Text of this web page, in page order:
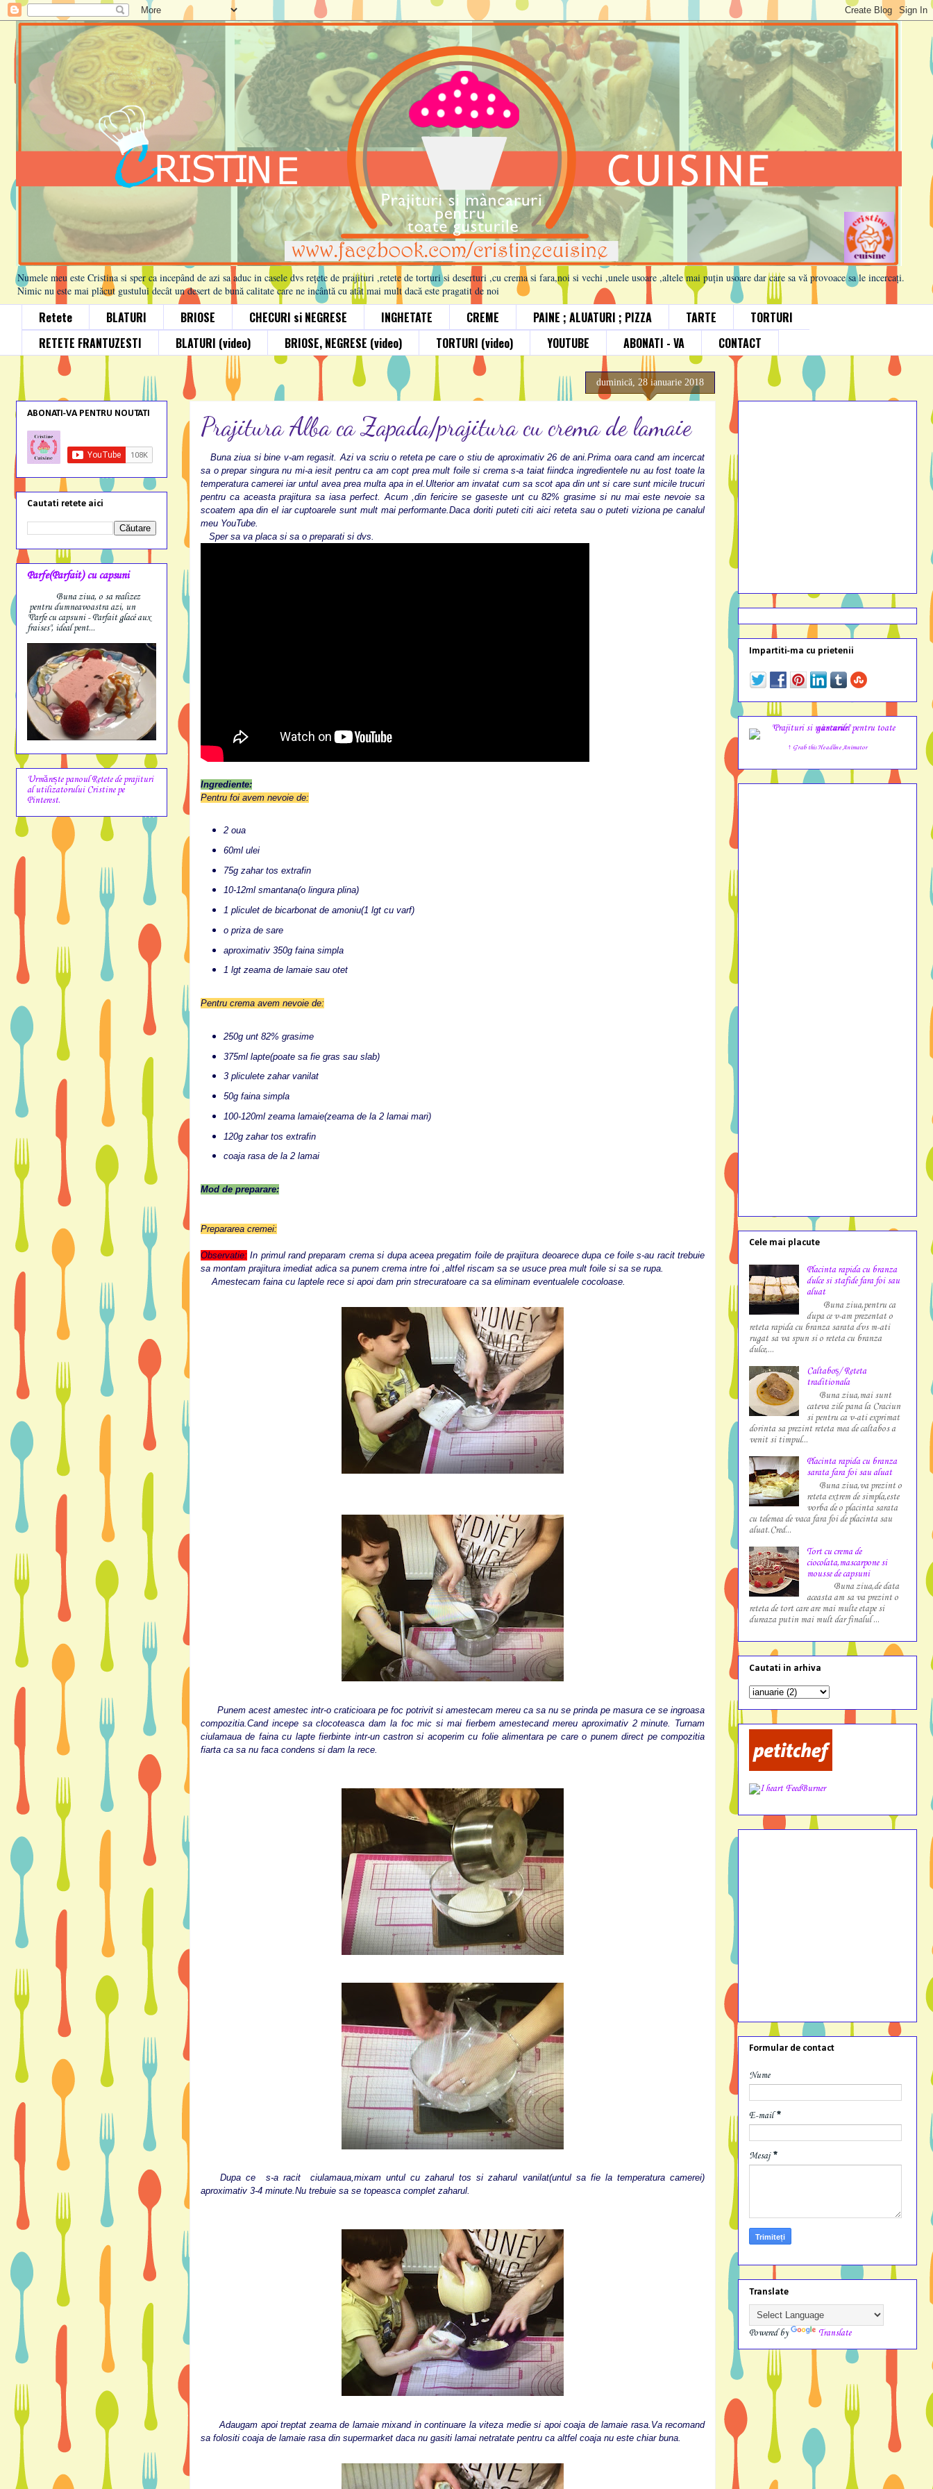
Numele meu este Cristina si sper ca incepând de azi sa aduc in casele dvs rețete de prajituri ,retete de torturi si deserturi ,cu crema si fara,noi si vechi ,unele usoare ,altele mai puțin usoare dar care sa vă provoace sa le incercați.
Nimic nu este mai plăcut gustului decât un desert de bună calitate care ne incântă cu atât mai mult dacă este pragatit de noi
Retete BLATURI BRIOSE CHECURI si NEGRESE INGHETATE CREME PAINE ; ALUATURI ; PIZZA TARTE
TORTURI
RETETE FRANTUZESTI
BLATURI (video) BRIOSE, NEGRESE (video) TORTURI (video) YOUTUBE ABONATI - VA CONTACT
duminică, 28 ianuarie 2018
Prajitura Alba ca Zapada/prajitura cu crema de lamaie
Buna ziua si bine v-am regasit. Azi va scriu o reteta pe care o stiu de aproximativ 26 de ani.Prima oara cand am incercat
sa o prepar singura nu mi-a iesit pentru ca am copt prea mult foile si crema s-a taiat fiindca ingredientele nu au fost toate la
temperatura camerei iar untul avea prea multa apa in el.Ulterior am invatat cum sa scot apa din unt si care sunt micile trucuri
pentru ca aceasta prajitura sa iasa perfect. Acum ,din fericire se gaseste unt cu 82% grasime si nu mai este nevoie sa
scoatem apa din el iar cuptoarele sunt mult mai performante.Daca doriti puteti citi aici reteta sau o puteti viziona pe canalul
meu YouTube.
Sper sa va placa si sa o preparati si dvs.
Ingrediente:
Pentru foi avem nevoie de:
2 oua
60ml ulei
75g zahar tos extrafin
10-12ml smantana(o lingura plina)
1 pliculet de bicarbonat de amoniu(1 lgt cu varf)
o priza de sare
aproximativ 350g faina simpla
1 lgt zeama de lamaie sau otet
Pentru crema avem nevoie de:
250g unt 82% grasime
375ml lapte(poate sa fie gras sau slab)
3 pliculete zahar vanilat
50g faina simpla
100-120ml zeama lamaie(zeama de la 2 lamai mari)
120g zahar tos extrafin
coaja rasa de la 2 lamai
Mod de preparare:
Prepararea cremei:
Observatie: In primul rand preparam crema si dupa aceea pregatim foile de prajitura deoarece dupa ce foile s-au racit trebuie
sa montam prajitura imediat adica sa punem crema intre foi ,altfel riscam sa se usuce prea mult foile si sa se rupa.
Amestecam faina cu laptele rece si apoi dam prin strecuratoare ca sa eliminam eventualele cocoloase.
Punem acest amestec intr-o craticioara pe foc potrivit si amestecam mereu ca sa nu se prinda pe masura ce se ingroasa
compozitia.Cand incepe sa clocoteasca dam la foc mic si mai fierbem amestecand mereu aproximativ 2 minute. Turnam
ciulamaua de faina cu lapte fierbinte intr-un castron si acoperim cu folie alimentara pe care o punem direct pe compozitia
fiarta ca sa nu faca condens si dam la rece.
Dupa ce s-a racit ciulamaua,mixam untul cu zaharul tos si zaharul vanilat(untul sa fie la temperatura camerei)
aproximativ 3-4 minute.Nu trebuie sa se topeasca complet zaharul.
Adaugam apoi treptat zeama de lamaie mixand in continuare la viteza medie si apoi coaja de lamaie rasa.Va recomand
sa folositi coaja de lamaie rasa din supermarket daca nu gasiti lamai netratate pentru ca altfel coaja nu este chiar buna.
ABONATI-VA PENTRU NOUTATI
Cautati retete aici
Parfe(Parfait) cu capsuni
Buna ziua, o sa realizez
pentru dumneavoastra azi, un
"Parfe cu capsuni - Parfait glacé aux
fraises", ideal pent...
Urmărește panoul Retete de prajituri
al utilizatorului Cristine pe
Pinterest.
Impartiti-ma cu prietenii
↑ Grab this Headline Animator
Cele mai placute
Placinta rapida cu branza
dulce si stafide fara foi sau
aluat
Buna ziua,pentru ca
dupa ce v-am prezentat o
reteta rapida cu branza sarata dvs m-ati
rugat sa va spun si o reteta cu branza
dulce,...
Caltaboș/ Reteta
traditionala
Buna ziua,mai sunt
cateva zile pana la Craciun
si pentru ca v-ati exprimat
dorinta sa prezint reteta mea de caltabos a
venit si timpul...
Placinta rapida cu branza
sarata fara foi sau aluat
Buna ziua,va prezint o
reteta extrem de simpla,este
vorba de o placinta sarata
cu telemea de vaca fara foi de placinta sau
aluat.Cred...
Tort cu crema de
ciocolata,mascarpone si
mousse de capsuni
Buna ziua,de data
aceasta am sa va prezint o
reteta de tort care are mai multe etape si
dureaza putin mai mult dar finalul ...
Cautati in arhiva
Formular de contact
Nume
E-mail *
Mesaj *
Translate
Powered by Translate